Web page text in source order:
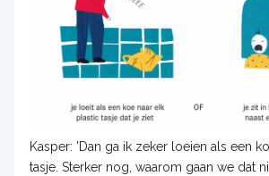
Kasper: 'Dan ga ik zeker loeien als een
tasje. Sterker nog, waarom gaan we dat